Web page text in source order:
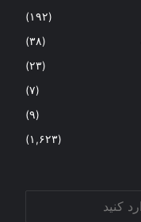
(۱۹۲)
(۳۸)
(۲۳)
(۷)
(۹)
(۱,۶۲۳)